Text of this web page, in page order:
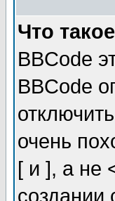
Что
BBCode
BBCode
очень
[ и ], а не